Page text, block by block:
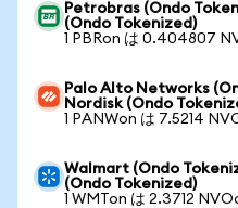
Petrobras (Ondo
(Ondo Tokenized)
1 PBRon は 0.404807
Palo Alto Networks
Nordisk (Ondo
1 PANWon は 7.5214
Walmart (Ondo
(Ondo Tokenized)
1 WMTon は 2.3712